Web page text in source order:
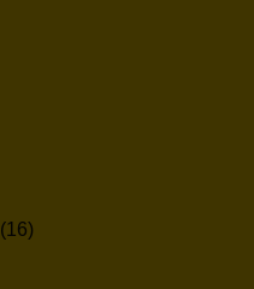
(16)